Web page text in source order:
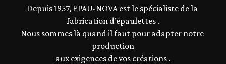
Depuis 1957, EPAU-NOVA est le spécialiste de la
fabrication d’épaulettes .
Nous sommes là quand il faut pour adapter notre
production
aux exigences de vos créations .